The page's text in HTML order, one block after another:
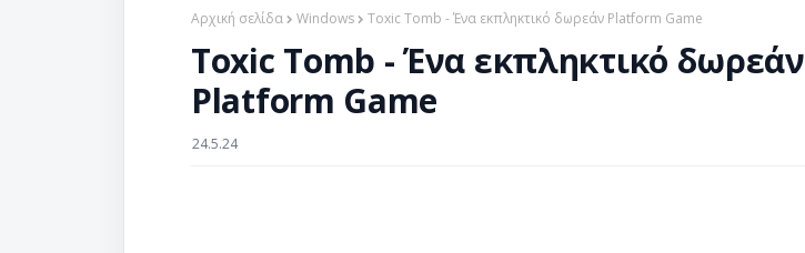
Αρχική σελίδα Windows Toxic Tomb - Ένα εκπληκτικό δωρεάν Platform Game
Toxic Tomb - Ένα εκπληκτικό δωρεάν
Platform Game
24.5.24